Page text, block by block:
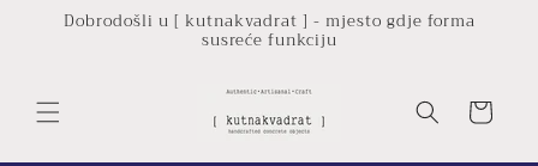
Dobrodošli u [ kutnakvadrat ] - mjesto gdje forma
susreće funkciju
Košarica